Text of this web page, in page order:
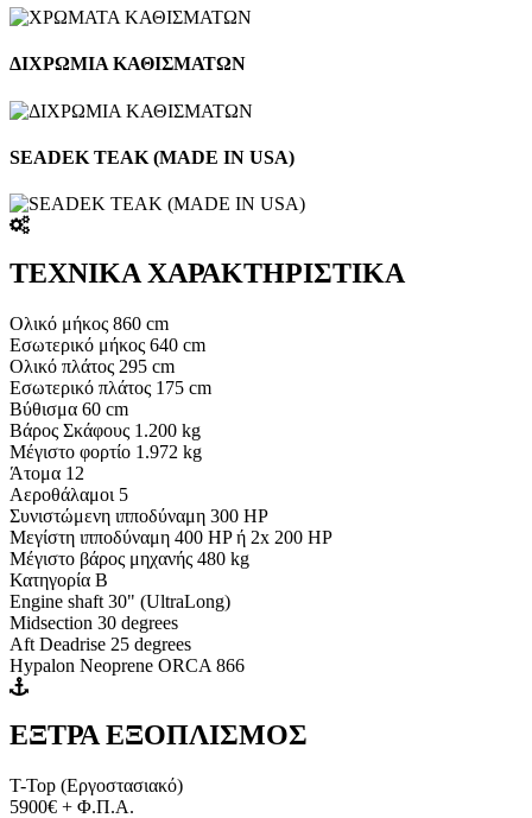
ΔΙΧΡΩΜΙΑ ΚΑΘΙΣΜΑΤΩΝ
SEADEK TEAK (MADE IN USA)
ΤΕΧΝΙΚΑ ΧΑΡΑΚΤΗΡΙΣΤΙΚΑ
Oλικό μήκος 860 cm
Εσωτερικό μήκος 640 cm
Ολικό πλάτος 295 cm
Εσωτερικό πλάτος 175 cm
Βύθισμα 60 cm
Βάρος Σκάφους 1.200 kg
Μέγιστο φορτίο 1.972 kg
Άτομα 12
Αεροθάλαμοι 5
Συνιστώμενη ιπποδύναμη 300 HP
Μεγίστη ιπποδύναμη 400 HP ή 2x 200 HP
Μέγιστο βάρος μηχανής 480 kg
Κατηγορία B
Engine shaft 30" (UltraLong)
Midsection 30 degrees
Aft Deadrise 25 degrees
Hypalon Neoprene ORCA 866
ΕΞΤΡΑ ΕΞΟΠΛΙΣΜΟΣ
T-Top (Εργοστασιακό)
5900€ + Φ.Π.Α.